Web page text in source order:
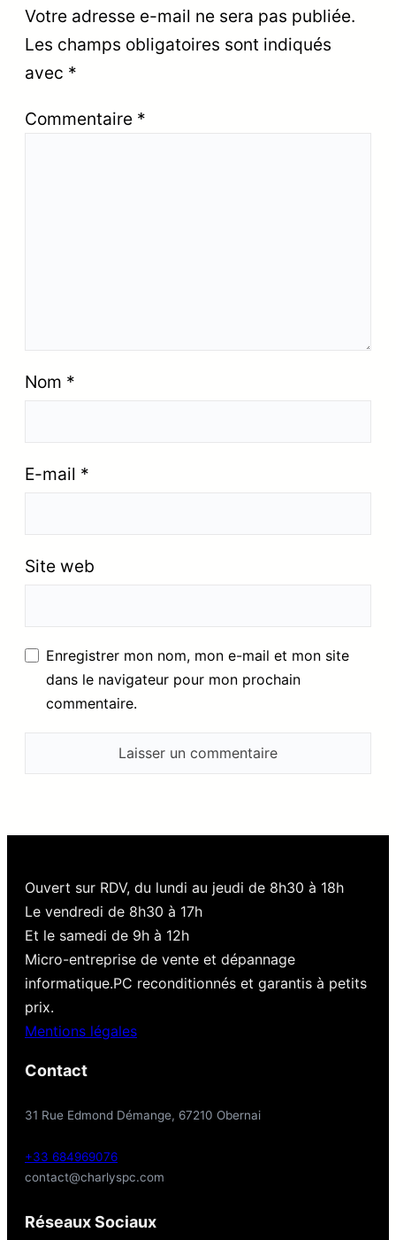
Votre adresse e-mail ne sera pas publiée.
Les champs obligatoires sont indiqués
avec *
Commentaire *
Nom *
E-mail *
Site web
Enregistrer mon nom, mon e-mail et mon site
dans le navigateur pour mon prochain
commentaire.
Ouvert sur RDV, du lundi au jeudi de 8h30 à 18h
Le vendredi de 8h30 à 17h
Et le samedi de 9h à 12h
Micro-entreprise de vente et dépannage
informatique.PC reconditionnés et garantis à petits
prix.
Mentions légales
Contact
31 Rue Edmond Démange, 67210 Obernai
+33 684969076
contact@charlyspc.com
Réseaux Sociaux